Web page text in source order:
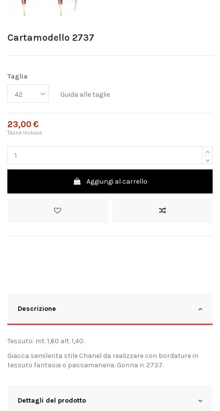
Cartamodello 2737
Taglia
Guida alle taglie
23,00 €
Tasse incluse
Aggiungi al carrello
Descrizione
Tessuto: mt. 1,60 alt. 1,40.
Giacca semilenta stile Chanel da realizzare con bordature in
tessuto fantasia o passamaneria. Gonna n. 2737.
Dettagli del prodotto